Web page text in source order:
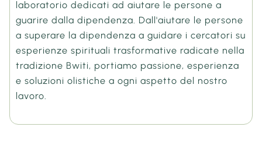
laboratorio dedicati ad aiutare le persone a
guarire dalla dipendenza. Dall'aiutare le persone
a superare la dipendenza a guidare i cercatori su
esperienze spirituali trasformative radicate nella
tradizione Bwiti, portiamo passione, esperienza
e soluzioni olistiche a ogni aspetto del nostro
lavoro.